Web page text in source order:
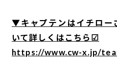
▼キャプテンはイチロー
いて詳しくはこちら☑
https://www.cw-x.jp/